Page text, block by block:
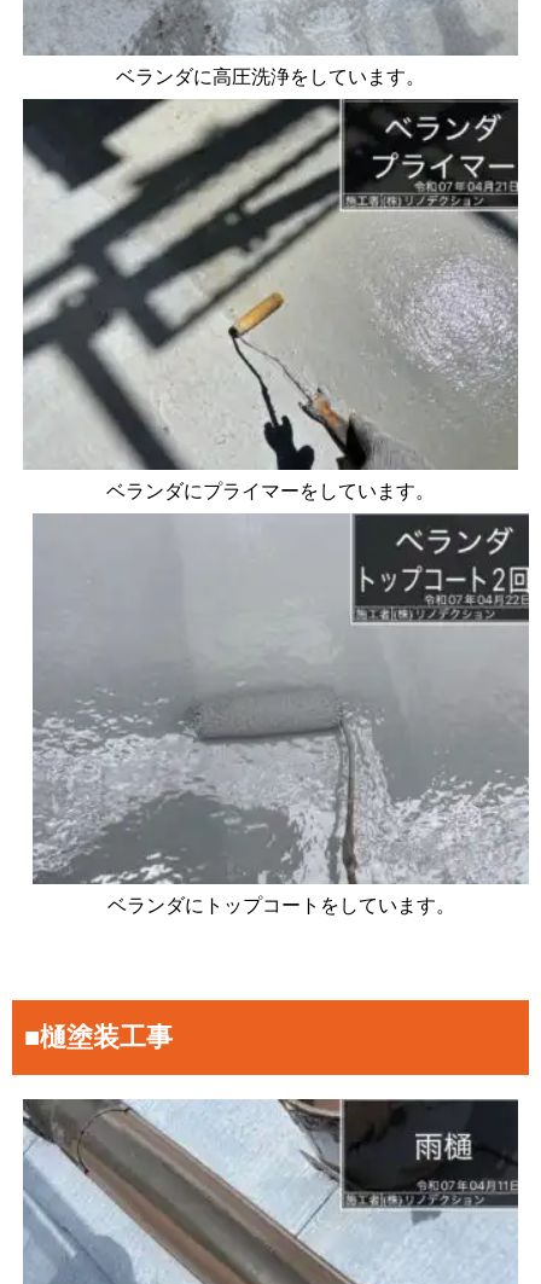
ベランダに高圧洗浄をしています。
ベランダにプライマーをしています。
ベランダにトップコートをしています。
■樋塗装工事